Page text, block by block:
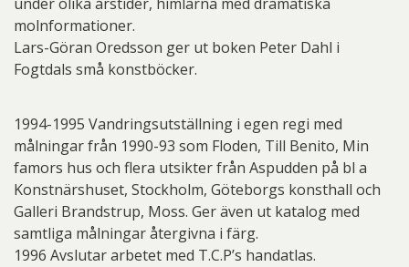
under olika årstider, himlarna med dramatiska
molnformationer.
Lars-Göran Oredsson ger ut boken Peter Dahl i
Fogtdals små konstböcker.
1994-1995 Vandringsutställning i egen regi med
målningar från 1990-93 som Floden, Till Benito, Min
famors hus och flera utsikter från Aspudden på bl a
Konstnärshuset, Stockholm, Göteborgs konsthall och
Galleri Brandstrup, Moss. Ger även ut katalog med
samtliga målningar återgivna i färg.
1996 Avslutar arbetet med T.C.P’s handatlas.